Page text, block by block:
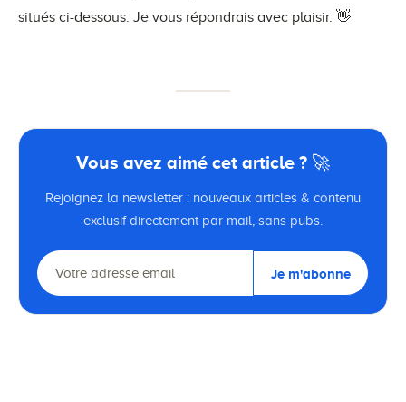
situés ci-dessous. Je vous répondrais avec plaisir. 👋
Vous avez aimé cet article ? 🚀
Rejoignez la newsletter : nouveaux articles & contenu
exclusif directement par mail, sans pubs.
Je m'abonne